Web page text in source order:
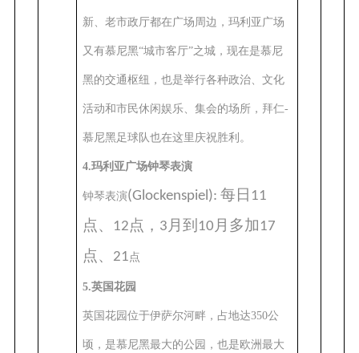
新、老市政厅都在广场周边，玛利亚广场
又有慕尼黑“城市客厅”之城，现在是慕尼
黑的交通枢纽，也是举行各种政治、文化
活动和市民休闲娱乐、集会的场所，拜仁-
慕尼黑足球队也在这里庆祝胜利。
4.玛利亚广场钟琴表演
钟琴表演(Glockenspiel): 每日 11
点、 12 点， 3 月到 10 月多加 17
点、 21 点
5.英国花园
英国花园位于伊萨尔河畔，占地达350公
顷，是慕尼黑最大的公园，也是欧洲最大